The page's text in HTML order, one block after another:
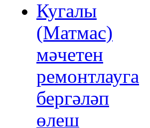
Кугалы
(Матмас)
мәчетен
ремонтлауга
бергәләп
өлеш